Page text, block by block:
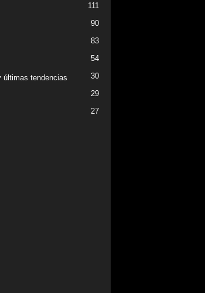
111
90
83
54
últimas tendencias 30
29
27